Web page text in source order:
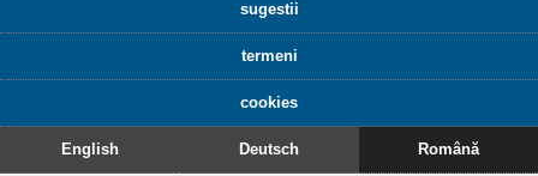
sugestii
termeni
cookies
English Deutsch Română